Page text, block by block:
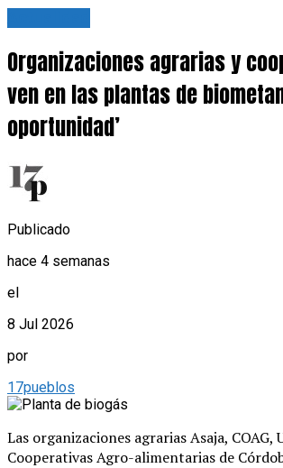
Organizaciones agrarias y
ven en las plantas de
oportunidad’
Publicado
hace 4 semanas
el
8 Jul 2026
por
17pueblos
Las organizaciones agrarias Asaja, COAG,
Cooperativas Agro-alimentarias de